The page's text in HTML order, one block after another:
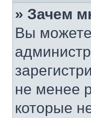
» Зачем
Вы можете
не менее
которые